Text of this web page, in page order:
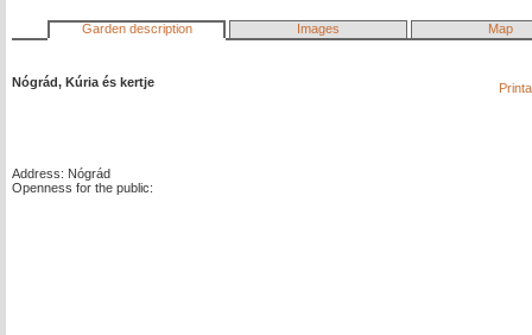
Garden description Images Map
Nógrád, Kúria és kertje
Address: Nógrád
Openness for the public: